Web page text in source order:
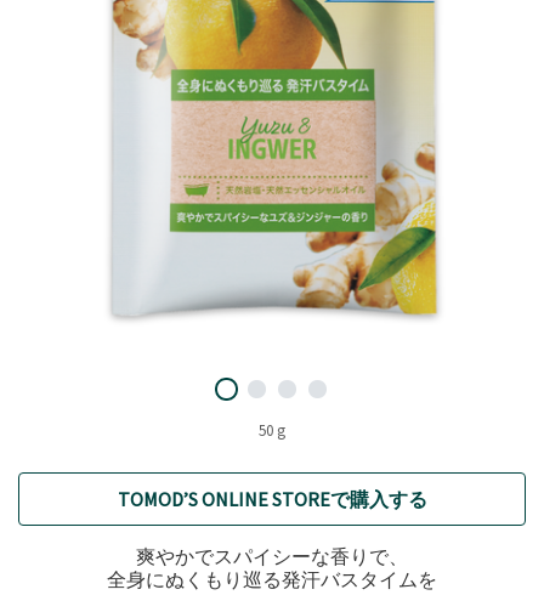
50 g
TOMOD’S ONLINE STOREで購入する
爽やかでスパイシーな香りで、
全身にぬくもり巡る発汗バスタイムを